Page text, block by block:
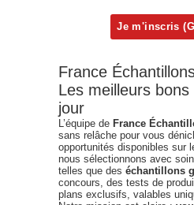
France
Les meilleurs
jour
L’équipe de France
sans relâche pour vous
opportunités disponibles sur
nous sélectionnons avec
telles que des échantillons
concours, des tests de
plans exclusifs, valables